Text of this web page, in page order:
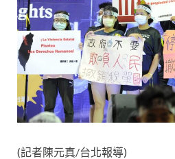
(記者陳元真/台北報導)